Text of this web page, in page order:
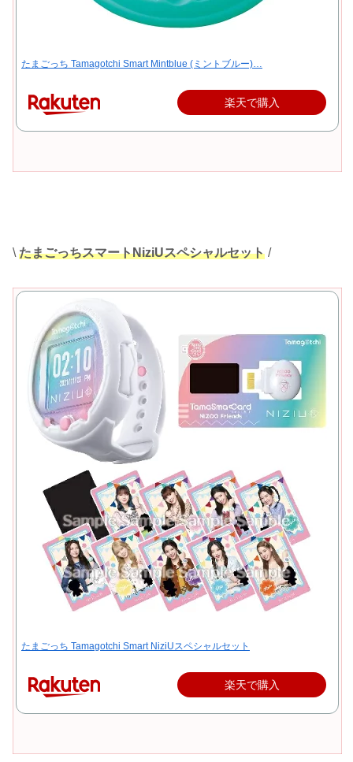
たまごっち Tamagotchi Smart Mintblue (ミントブルー)…
楽天で購入
\ たまごっちスマートNiziUスペシャルセット /
たまごっち Tamagotchi Smart NiziUスペシャルセット
楽天で購入